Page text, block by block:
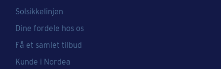
Solsikkelinjen
Dine fordele hos os
Få et samlet tilbud
Kunde i Nordea